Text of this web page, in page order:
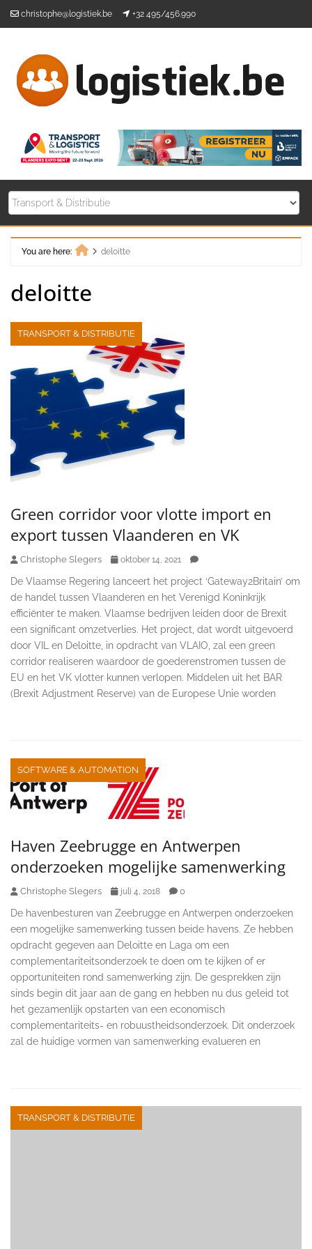
christophe@logistiek.be +32 495/456.990
You are here:
deloitte
deloitte
TRANSPORT & DISTRIBUTIE
Green corridor voor vlotte import en
export tussen Vlaanderen en VK
Christophe Slegers oktober 14, 2021
De Vlaamse Regering lanceert het project ‘Gateway2Britain’ om
de handel tussen Vlaanderen en het Verenigd Koninkrijk
efficiënter te maken. Vlaamse bedrijven leiden door de Brexit
een significant omzetverlies. Het project, dat wordt uitgevoerd
door VIL en Deloitte, in opdracht van VLAIO, zal een green
corridor realiseren waardoor de goederenstromen tussen de
EU en het VK vlotter kunnen verlopen. Middelen uit het BAR
(Brexit Adjustment Reserve) van de Europese Unie worden
SOFTWARE & AUTOMATION
Haven Zeebrugge en Antwerpen
onderzoeken mogelijke samenwerking
Christophe Slegers juli 4, 2018 0
De havenbesturen van Zeebrugge en Antwerpen onderzoeken
een mogelijke samenwerking tussen beide havens. Ze hebben
opdracht gegeven aan Deloitte en Laga om een
complementariteitsonderzoek te doen om te kijken of er
opportuniteiten rond samenwerking zijn. De gesprekken zijn
sinds begin dit jaar aan de gang en hebben nu dus geleid tot
het gezamenlijk opstarten van een economisch
complementariteits- en robuustheidsonderzoek. Dit onderzoek
zal de huidige vormen van samenwerking evalueren en
TRANSPORT & DISTRIBUTIE